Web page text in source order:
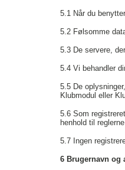
5.1 Når du
5.2 Følsomme
5.3 De servere,
5.4 Vi behandler
5.5 De
Klubmodul eller
5.6 Som
henhold til
5.7 Ingen
6 Brugernavn og